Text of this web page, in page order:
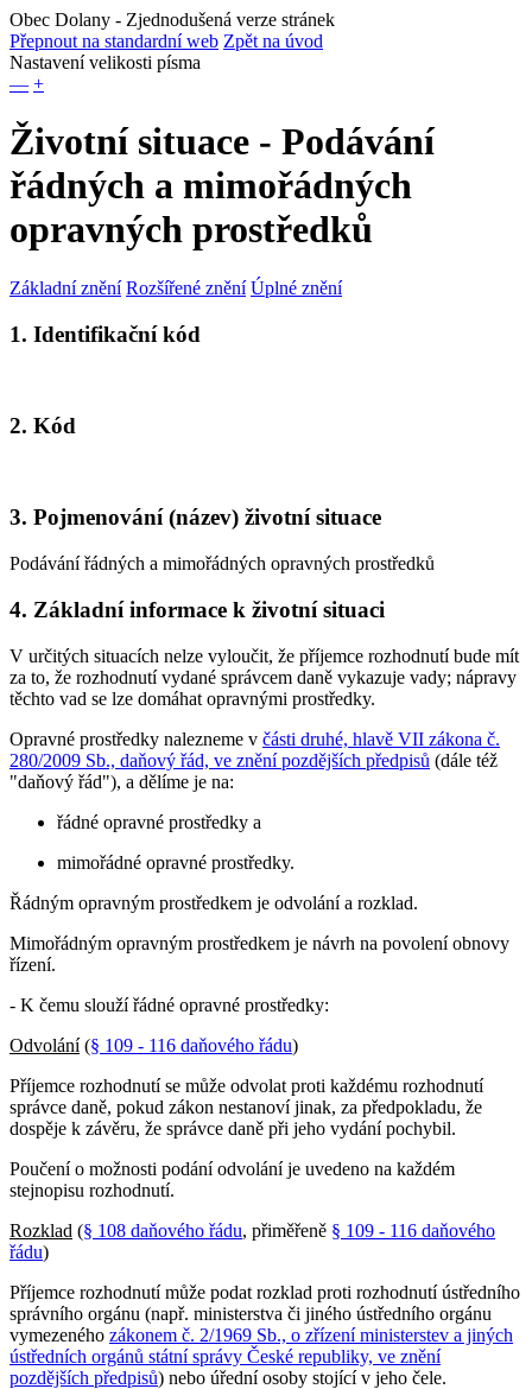
Obec Dolany - Zjednodušená verze stránek
Přepnout na standardní web Zpět na úvod
Nastavení velikosti písma
— +
Životní situace - Podávání
řádných a mimořádných
opravných prostředků
Základní znění Rozšířené znění Úplné znění
1. Identifikační kód
2. Kód
3. Pojmenování (název) životní situace
Podávání řádných a mimořádných opravných prostředků
4. Základní informace k životní situaci
V určitých situacích nelze vyloučit, že příjemce rozhodnutí bude mít
za to, že rozhodnutí vydané správcem daně vykazuje vady; nápravy
těchto vad se lze domáhat opravnými prostředky.
Opravné prostředky nalezneme v části druhé, hlavě VII zákona č.
280/2009 Sb., daňový řád, ve znění pozdějších předpisů (dále též
"daňový řád"), a dělíme je na:
řádné opravné prostředky a
mimořádné opravné prostředky.
Řádným opravným prostředkem je odvolání a rozklad.
Mimořádným opravným prostředkem je návrh na povolení obnovy
řízení.
- K čemu slouží řádné opravné prostředky:
Odvolání(§ 109 - 116 daňového řádu)
Příjemce rozhodnutí se může odvolat proti každému rozhodnutí
správce daně, pokud zákon nestanoví jinak, za předpokladu, že
dospěje k závěru, že správce daně při jeho vydání pochybil.
Poučení o možnosti podání odvolání je uvedeno na každém
stejnopisu rozhodnutí.
Rozklad (§ 108 daňového řádu, přiměřeně § 109 - 116 daňového
řádu)
Příjemce rozhodnutí může podat rozklad proti rozhodnutí ústředního
správního orgánu (např. ministerstva či jiného ústředního orgánu
vymezeného zákonem č. 2/1969 Sb., o zřízení ministerstev a jiných
ústředních orgánů státní správy České republiky, ve znění
pozdějších předpisů) nebo úřední osoby stojící v jeho čele.